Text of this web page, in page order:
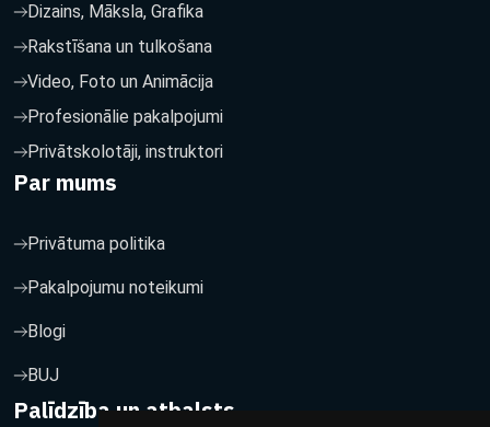
Dizains, Māksla, Grafika
Rakstīšana un tulkošana
Video, Foto un Animācija
Profesionālie pakalpojumi
Privātskolotāji, instruktori
Par mums
Privātuma politika
Pakalpojumu noteikumi
Blogi
BUJ
Palīdzība un atbalsts